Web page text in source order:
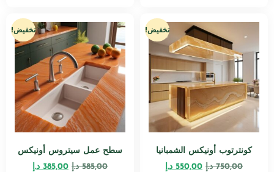
تخفيض!
كونترتوب أونيكس الشمبانيا
750,00 د.إ 550,00 د.إ
تخفيض!
سطح عمل سيتروس أونيكس
585,00 د.إ 385,00 د.إ